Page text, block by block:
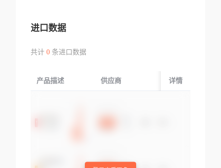
进口数据
共计 0条进口数据
产品描述 供应商 起运国/地区
详情